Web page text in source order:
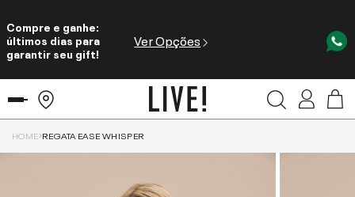
Compre e ganhe:
últimos dias para
garantir seu gift!
Ver Opções
HOME REGATA EASE WHISPER